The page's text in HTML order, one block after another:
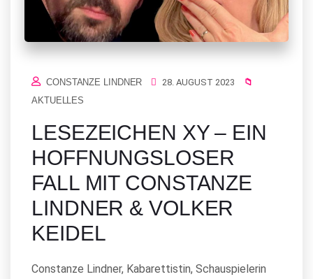
CONSTANZE LINDNER
28. AUGUST 2023
AKTUELLES
LESEZEICHEN XY – EIN
HOFFNUNGSLOSER
FALL MIT CONSTANZE
LINDNER & VOLKER
KEIDEL
Constanze Lindner, Kabarettistin, Schauspielerin